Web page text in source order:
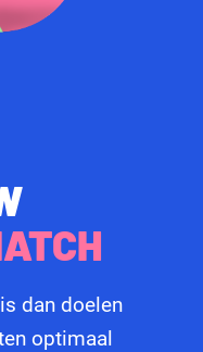
dan doelen
optimaal